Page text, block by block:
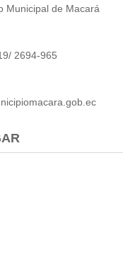
Municipal de Macará
2694-965